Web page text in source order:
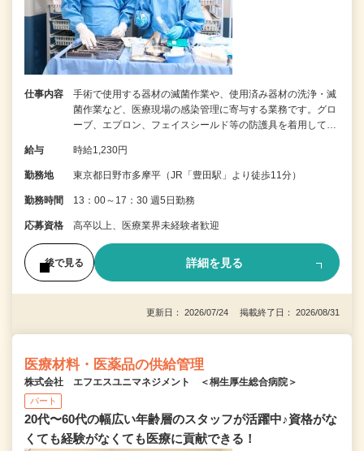
仕事内容
手術で使用する器材の滅菌作業や、使用済み器材の洗浄・滅
菌作業など、医療現場の感染管理に寄与する業務です。グロ
ーブ、エプロン、フェイスシールド等の防護具を着用して…
給与 時給1,230円
勤務地 東京都日野市多摩平（JR「豊田駅」より徒歩11分）
勤務時間 13：00～17：30 週5日勤務
応募資格 高卒以上、医療業界未経験者歓迎
後で見る 詳細を見る
更新日： 2026/07/24 掲載終了日： 2026/08/31
医療材料・医薬品の供給管理
株式会社 エフエスユニマネジメント ＜桐生厚生総合病院＞
パート
20代〜60代の幅広い年齢層のスタッフが活躍中♪資格がな
くても経験がなくても医療に貢献できる！